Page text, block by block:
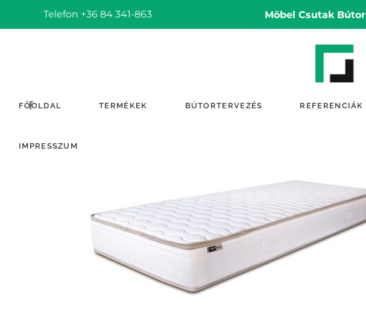
Telefon +36 84 341-863 Möbel Csutak Bútor
FŐOLDAL TERMÉKEK BÚTORTERVEZÉS REFERENCIÁK
IMPRESSZUM